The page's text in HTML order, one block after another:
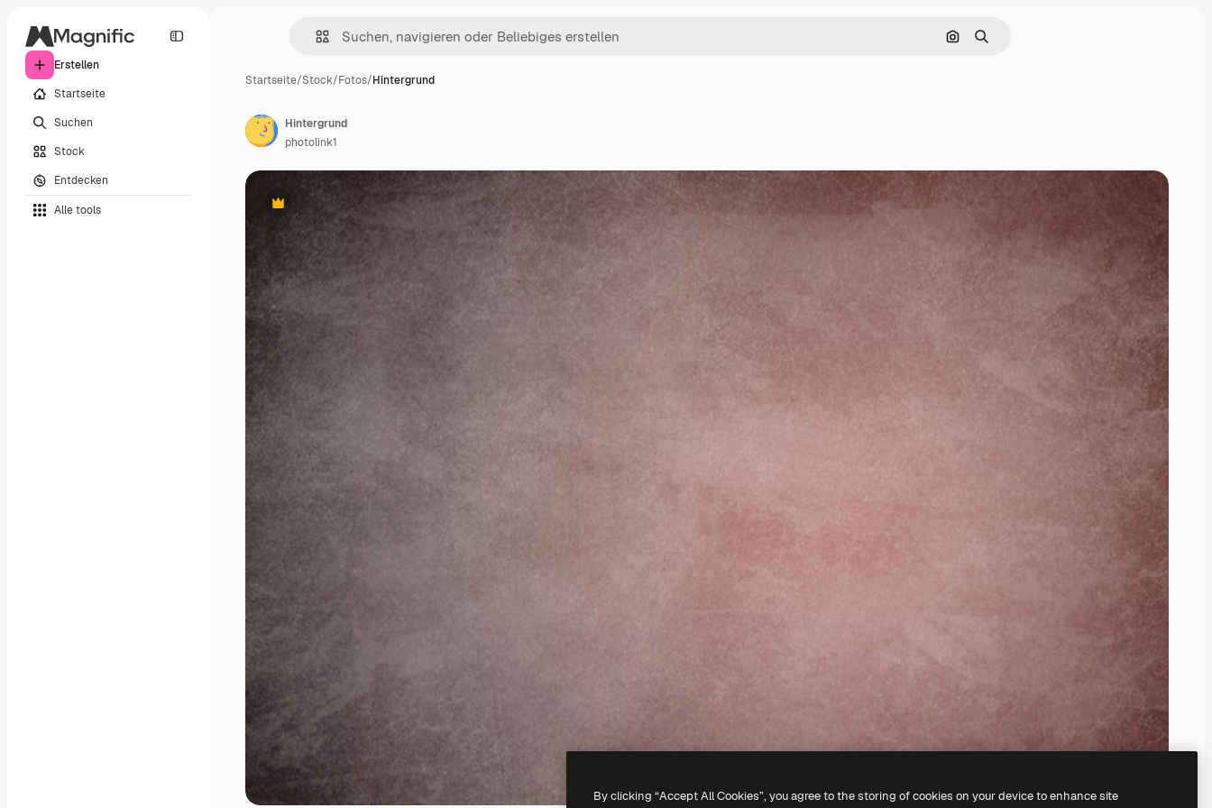
Erstellen
Startseite
Suchen
Stock
Entdecken
Alle tools
Nach Bild suchen
Suchen
Startseite/Stock/Fotos/Hintergrund
Premium
Hintergrund
photolink1
By clicking “Accept All Cookies”, you agree to the storing of cookies on your device to enhance site